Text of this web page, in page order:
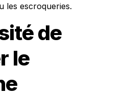
les escroqueries.
de
le